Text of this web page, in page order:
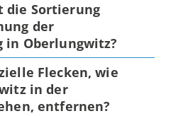
die Sortierung
der
Oberlungwitz?
Flecken, wie
in der
entfernen?